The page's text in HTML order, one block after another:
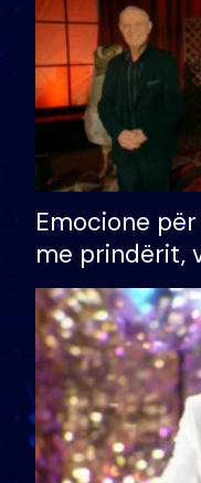
Emocione
me prindërit,
divorci apo jo?